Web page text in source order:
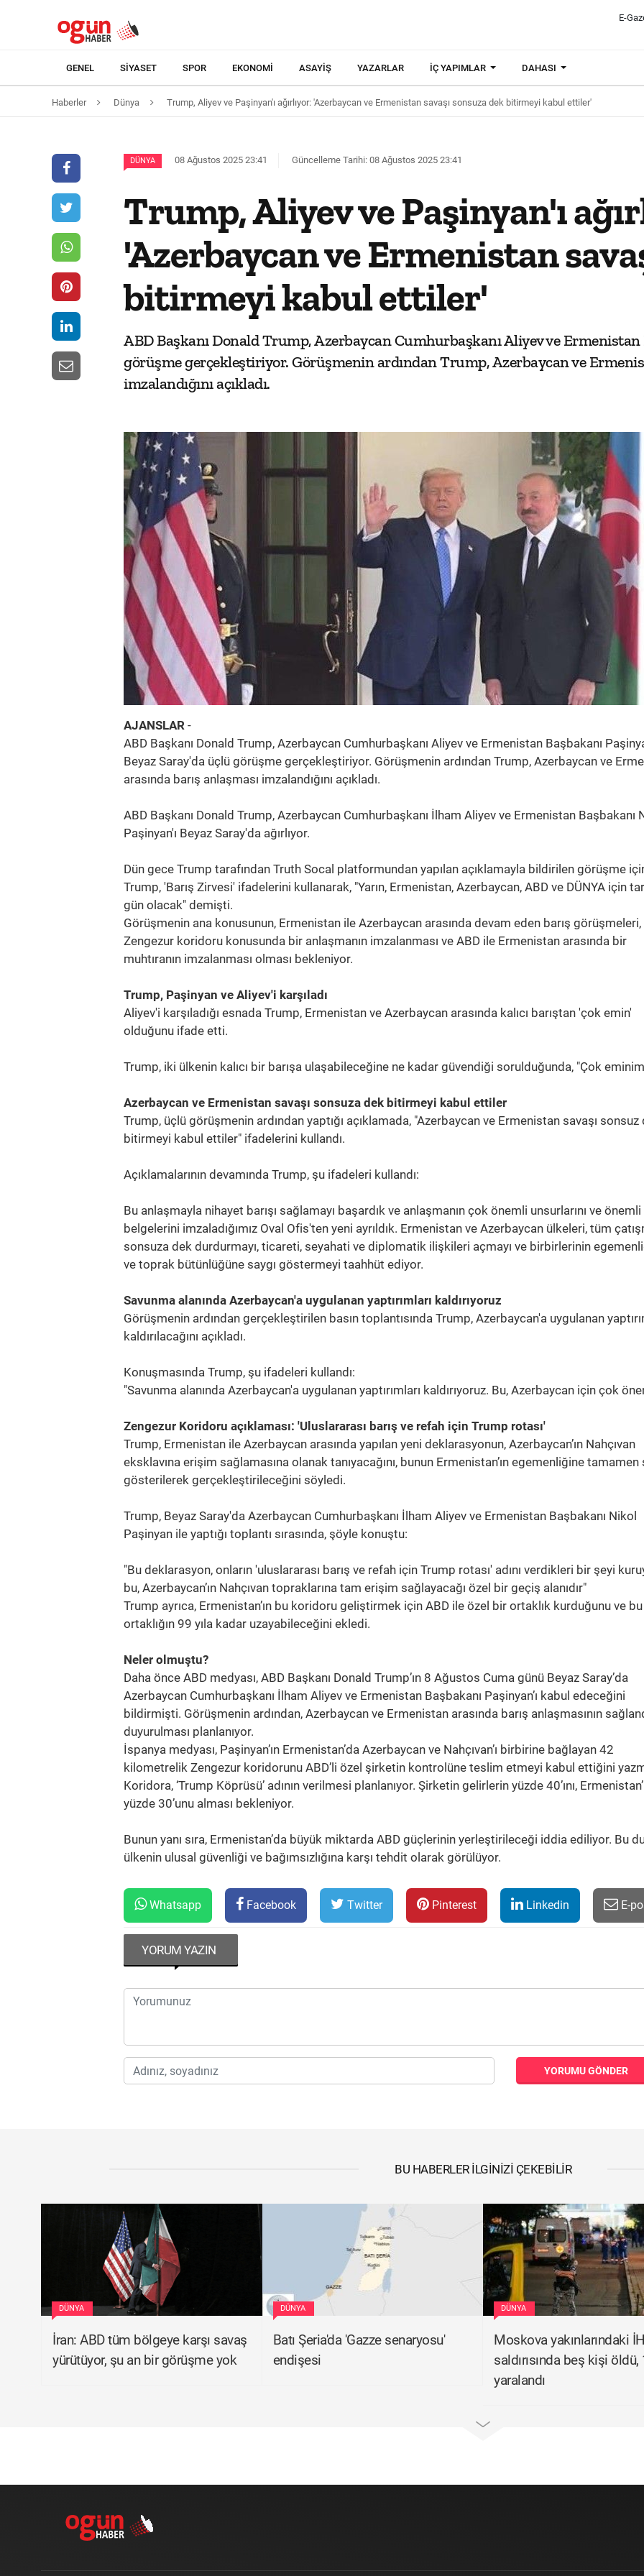
E-
GENEL SIYASET SPOR EKONOMI ASAYIŞ YAZARLAR İÇ YAPIMLAR DAHASI
Haberler Dünya Trump, Aliyev ve Paşinyan'ı ağırlıyor: 'Azerbaycan ve Ermenistan savaşı sonsuza dek bitirmeyi kabul ettiler'
DÜNYA 08 Ağustos 2025 23:41 Güncelleme Tarihi: 08 Ağustos 2025 23:41
Trump, Aliyev ve Paşinyan'ı
'Azerbaycan ve Ermenistan
bitirmeyi kabul ettiler'
ABD Başkanı Donald Trump, Azerbaycan Cumhurbaşkanı Aliyev ve
görüşme gerçekleştiriyor. Görüşmenin ardından Trump, Azerbaycan ve
imzalandığını açıkladı.
AJANSLAR -
ABD Başkanı Donald Trump, Azerbaycan Cumhurbaşkanı Aliyev ve Ermenistan Başbakanı
Beyaz Saray'da üçlü görüşme gerçekleştiriyor. Görüşmenin ardından Trump, Azerbaycan ve
arasında barış anlaşması imzalandığını açıkladı.
ABD Başkanı Donald Trump, Azerbaycan Cumhurbaşkanı İlham Aliyev ve Ermenistan Başbakanı
Paşinyan'ı Beyaz Saray'da ağırlıyor.
Dün gece Trump tarafından Truth Socal platformundan yapılan açıklamayla bildirilen görüşme
Trump, 'Barış Zirvesi' ifadelerini kullanarak, "Yarın, Ermenistan, Azerbaycan, ABD ve DÜNYA için
gün olacak" demişti.
Görüşmenin ana konusunun, Ermenistan ile Azerbaycan arasında devam eden barış görüşmeleri,
Zengezur koridoru konusunda bir anlaşmanın imzalanması ve ABD ile Ermenistan arasında bir
muhtıranın imzalanması olması bekleniyor.
Trump, Paşinyan ve Aliyev'i karşıladı
Aliyev'i karşıladığı esnada Trump, Ermenistan ve Azerbaycan arasında kalıcı barıştan 'çok emin'
olduğunu ifade etti.
Trump, iki ülkenin kalıcı bir barışa ulaşabileceğine ne kadar güvendiği sorulduğunda, "Çok
Azerbaycan ve Ermenistan savaşı sonsuza dek bitirmeyi kabul ettiler
Trump, üçlü görüşmenin ardından yaptığı açıklamada, "Azerbaycan ve Ermenistan savaşı sonsuz
bitirmeyi kabul ettiler" ifadelerini kullandı.
Açıklamalarının devamında Trump, şu ifadeleri kullandı:
Bu anlaşmayla nihayet barışı sağlamayı başardık ve anlaşmanın çok önemli unsurlarını ve önemli
belgelerini imzaladığımız Oval Ofis'ten yeni ayrıldık. Ermenistan ve Azerbaycan ülkeleri, tüm
sonsuza dek durdurmayı, ticareti, seyahati ve diplomatik ilişkileri açmayı ve birbirlerinin
ve toprak bütünlüğüne saygı göstermeyi taahhüt ediyor.
Savunma alanında Azerbaycan'a uygulanan yaptırımları kaldırıyoruz
Görüşmenin ardından gerçekleştirilen basın toplantısında Trump, Azerbaycan'a uygulanan
kaldırılacağını açıkladı.
Konuşmasında Trump, şu ifadeleri kullandı:
"Savunma alanında Azerbaycan'a uygulanan yaptırımları kaldırıyoruz. Bu, Azerbaycan için çok
Zengezur Koridoru açıklaması: 'Uluslararası barış ve refah için Trump rotası'
Trump, Ermenistan ile Azerbaycan arasında yapılan yeni deklarasyonun, Azerbaycan’ın Nahçıvan
eksklavına erişim sağlamasına olanak tanıyacağını, bunun Ermenistan’ın egemenliğine tamamen
gösterilerek gerçekleştirileceğini söyledi.
Trump, Beyaz Saray'da Azerbaycan Cumhurbaşkanı İlham Aliyev ve Ermenistan Başbakanı Nikol
Paşinyan ile yaptığı toplantı sırasında, şöyle konuştu:
"Bu deklarasyon, onların 'uluslararası barış ve refah için Trump rotası' adını verdikleri bir şeyi
bu, Azerbaycan’ın Nahçıvan topraklarına tam erişim sağlayacağı özel bir geçiş alanıdır"
Trump ayrıca, Ermenistan’ın bu koridoru geliştirmek için ABD ile özel bir ortaklık kurduğunu ve bu
ortaklığın 99 yıla kadar uzayabileceğini ekledi.
Neler olmuştu?
Daha önce ABD medyası, ABD Başkanı Donald Trump’ın 8 Ağustos Cuma günü Beyaz Saray’da
Azerbaycan Cumhurbaşkanı İlham Aliyev ve Ermenistan Başbakanı Paşinyan’ı kabul edeceğini
bildirmişti. Görüşmenin ardından, Azerbaycan ve Ermenistan arasında barış anlaşmasının
duyurulması planlanıyor.
İspanya medyası, Paşinyan’ın Ermenistan’da Azerbaycan ve Nahçıvan’ı birbirine bağlayan 42
kilometrelik Zengezur koridorunu ABD’li özel şirketin kontrolüne teslim etmeyi kabul ettiğini
Koridora, ‘Trump Köprüsü’ adının verilmesi planlanıyor. Şirketin gelirlerin yüzde 40’ını,
yüzde 30’unu alması bekleniyor.
Bunun yanı sıra, Ermenistan’da büyük miktarda ABD güçlerinin yerleştirileceği iddia ediliyor. Bu
ülkenin ulusal güvenliği ve bağımsızlığına karşı tehdit olarak görülüyor.
Whatsapp Facebook Twitter Pinterest Linkedin E-
YORUM YAZIN
YORUMU GÖNDER
BU HABERLER İLGINIZI ÇEKEBILIR
DÜNYA
İran: ABD tüm bölgeye karşı savaş
yürütüyor, şu an bir görüşme yok
DÜNYA
Batı Şeria'da 'Gazze senaryosu'
endişesi
DÜNYA
Moskova yakınlarındaki
saldırısında beş kişi
yaralandı